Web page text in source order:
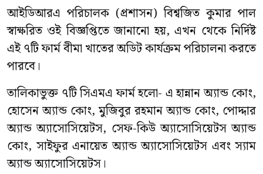
আইডিআরএ পরিচালক (প্রশাসন) বিশ্বজিত কুমার পাল
স্বাক্ষরিত ওই বিজ্ঞপ্তিতে জানানো হয়, এখন থেকে নির্দিষ্ট
এই ৭টি ফার্ম বীমা খাতের অডিট কার্যক্রম পরিচালনা করতে
পারবে।
তালিকাভুক্ত ৭টি সিএমএ ফার্ম হলো- এ হান্নান অ্যান্ড কোং,
হোসেন অ্যান্ড কোং, মুজিবুর রহমান অ্যান্ড কোং, পোদ্দার
অ্যান্ড অ্যাসোসিয়েটস, সেফ-কিউ অ্যাসোসিয়েটস অ্যান্ড
কোং, সাইফুর এনায়েত অ্যান্ড অ্যাসোসিয়েটস এবং স্যাম
অ্যান্ড অ্যাসোসিয়েটস।